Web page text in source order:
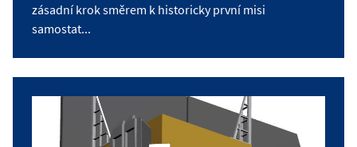
zásadní krok směrem k historicky první misi
samostat...